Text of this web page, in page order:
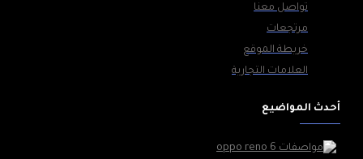
تواصل معنا
مرتجعات
خريطة الموقع
العلامات التجارية
أحدث المواضيع